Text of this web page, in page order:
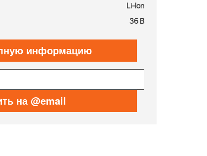
Li-Ion
36 В
информацию
на @email